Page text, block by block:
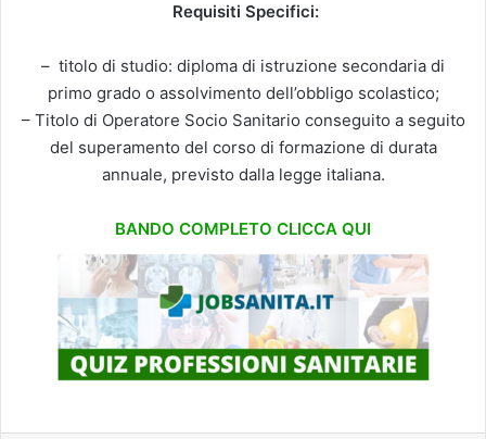
Requisiti Specifici:
– titolo di studio: diploma di istruzione secondaria di
primo grado o assolvimento dell’obbligo scolastico;
– Titolo di Operatore Socio Sanitario conseguito a seguito
del superamento del corso di formazione di durata
annuale, previsto dalla legge italiana.
BANDO COMPLETO CLICCA QUI